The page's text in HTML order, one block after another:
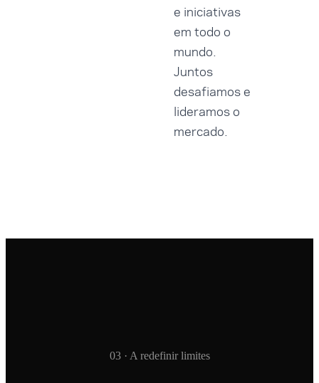
e iniciativas
em todo o
mundo.
Juntos
desafiamos e
lideramos o
mercado.
03 · A redefinir limites